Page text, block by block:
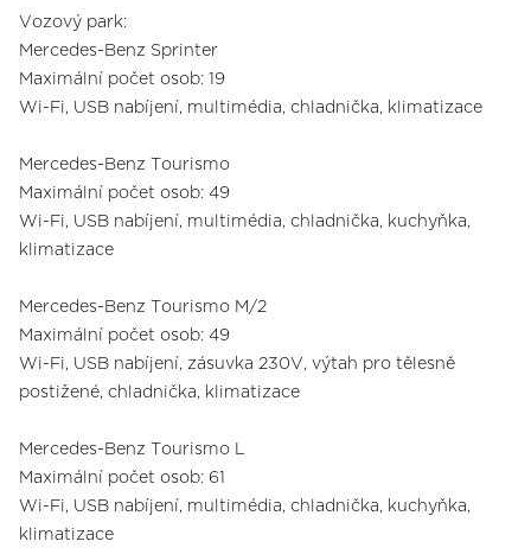
Vozový park:
Mercedes-Benz Sprinter
Maximální počet osob: 19
Wi-Fi, USB nabíjení, multimédia, chladnička, klimatizace
Mercedes-Benz Tourismo
Maximální počet osob: 49
Wi-Fi, USB nabíjení, multimédia, chladnička, kuchyňka,
klimatizace
Mercedes-Benz Tourismo M/2
Maximální počet osob: 49
Wi-Fi, USB nabíjení, zásuvka 230V, výtah pro tělesně
postižené, chladnička, klimatizace
Mercedes-Benz Tourismo L
Maximální počet osob: 61
Wi-Fi, USB nabíjení, multimédia, chladnička, kuchyňka,
klimatizace